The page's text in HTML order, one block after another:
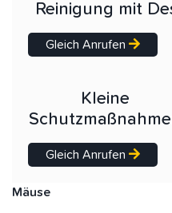
Reinigung mit
Gleich Anrufen
Kleine
Gleich Anrufen
Mäuse